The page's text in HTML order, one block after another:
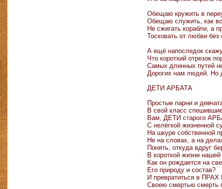
Обещаю кружить в
Обещаю служить, как
Не сжигать корабли, а
Тосковать от любви без
А ещё напоследок
Что короткий отрезок
Самых длинных путей
Дорогих нам людей. Но
ДЕТИ АРБАТА
Простые парни и
В свой класс
Вам, ДЕТИ старого
С нелёгкой жизненной
На шкуре собственной
Не на словах, а на
Понять, откуда вдруг
В короткой жизни
Как он рождается на
Его природу и состав?
И превратиться в
Своею смертью смерть